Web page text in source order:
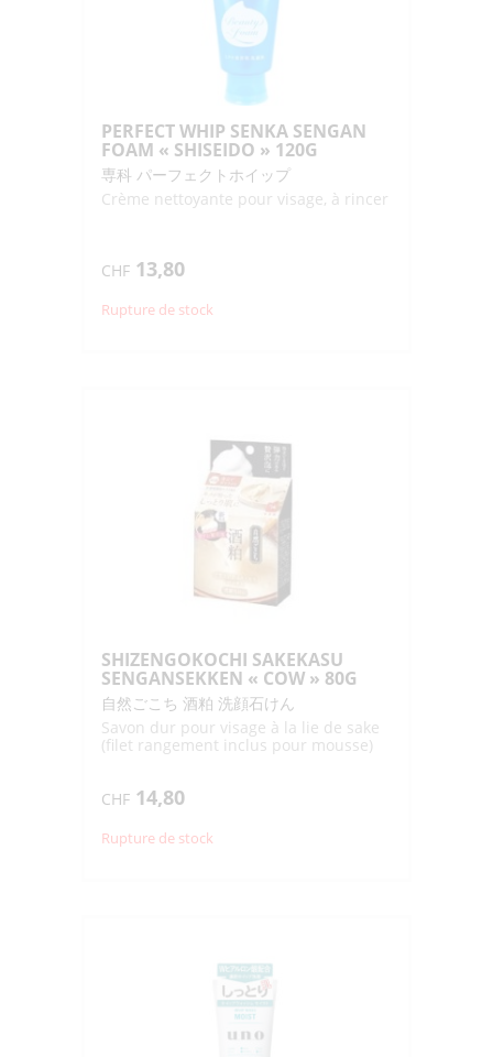
PERFECT WHIP SENKA SENGAN
FOAM « SHISEIDO » 120G
専科 パーフェクトホイップ
Crème nettoyante pour visage, à rincer
CHF 13,80
Rupture de stock
SHIZENGOKOCHI SAKEKASU
SENGANSEKKEN « COW » 80G
自然ごこち 酒粕 洗顔石けん
Savon dur pour visage à la lie de sake
(filet rangement inclus pour mousse)
CHF 14,80
Rupture de stock